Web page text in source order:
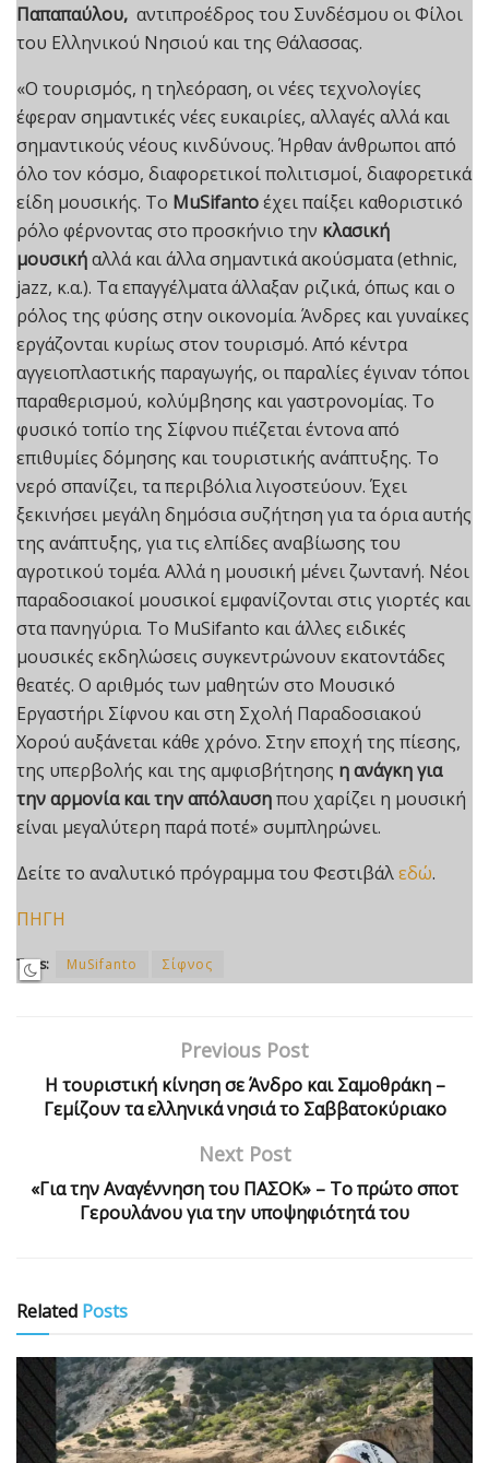
Παπαπαύλου, αντιπροέδρος του Συνδέσμου οι Φίλοι
του Ελληνικού Νησιού και της Θάλασσας.
«Ο τουρισμός, η τηλεόραση, οι νέες τεχνολογίες
έφεραν σημαντικές νέες ευκαιρίες, αλλαγές αλλά και
σημαντικούς νέους κινδύνους. Ήρθαν άνθρωποι από
όλο τον κόσμο, διαφορετικοί πολιτισμοί, διαφορετικά
είδη μουσικής. Το MuSifantoέχει παίξει καθοριστικό
ρόλο φέρνοντας στο προσκήνιο την κλασική
μουσικήαλλά και άλλα σημαντικά ακούσματα (ethnic,
jazz, κ.α.). Τα επαγγέλματα άλλαξαν ριζικά, όπως και ο
ρόλος της φύσης στην οικονομία. Άνδρες και γυναίκες
εργάζονται κυρίως στον τουρισμό. Από κέντρα
αγγειοπλαστικής παραγωγής, οι παραλίες έγιναν τόποι
παραθερισμού, κολύμβησης και γαστρονομίας. Το
φυσικό τοπίο της Σίφνου πιέζεται έντονα από
επιθυμίες δόμησης και τουριστικής ανάπτυξης. Το
νερό σπανίζει, τα περιβόλια λιγοστεύουν. Έχει
ξεκινήσει μεγάλη δημόσια συζήτηση για τα όρια αυτής
της ανάπτυξης, για τις ελπίδες αναβίωσης του
αγροτικού τομέα. Αλλά η μουσική μένει ζωντανή. Νέοι
παραδοσιακοί μουσικοί εμφανίζονται στις γιορτές και
στα πανηγύρια. Το MuSifanto και άλλες ειδικές
μουσικές εκδηλώσεις συγκεντρώνουν εκατοντάδες
θεατές. Ο αριθμός των μαθητών στο Μουσικό
Εργαστήρι Σίφνου και στη Σχολή Παραδοσιακού
Χορού αυξάνεται κάθε χρόνο. Στην εποχή της πίεσης,
της υπερβολής και της αμφισβήτησης η ανάγκη για
την αρμονία και την απόλαυσηπου χαρίζει η μουσική
είναι μεγαλύτερη παρά ποτέ» συμπληρώνει.
Δείτε το αναλυτικό πρόγραμμα του Φεστιβάλεδώ.
ΠΗΓΗ
Tags: MuSifanto Σίφνος
Previous Post
Η τουριστική κίνηση σε Άνδρο και Σαμοθράκη –
Γεμίζουν τα ελληνικά νησιά το Σαββατοκύριακο
Next Post
«Για την Αναγέννηση του ΠΑΣΟΚ» – Το πρώτο σποτ
Γερουλάνου για την υποψηφιότητά του
Related Posts